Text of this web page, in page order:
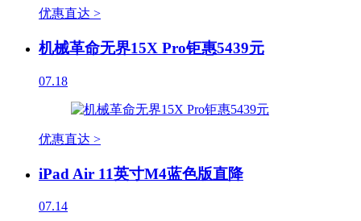
优惠直达 >
机械革命无界15X Pro钜惠5439元
07.18
优惠直达 >
iPad Air 11英寸M4蓝色版直降
07.14